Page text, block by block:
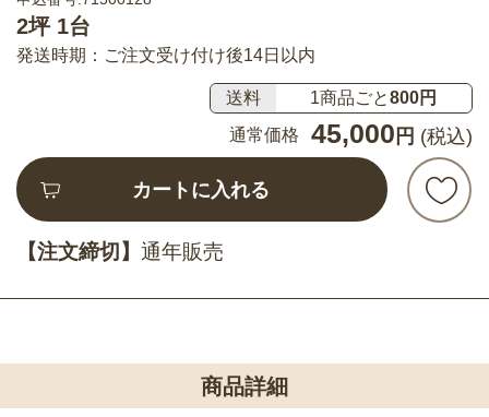
2坪 1台
発送時期：ご注文受け付け後14日以内
送料 1商品ごと800円
通常価格
45,000 円 (税込)
カートに入れる
【注文締切】 通年販売
商品詳細